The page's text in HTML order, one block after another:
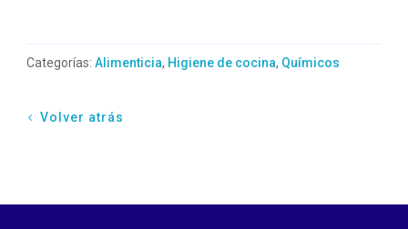
Categorías:Alimenticia, Higiene de cocina, Químicos
Volver atrás